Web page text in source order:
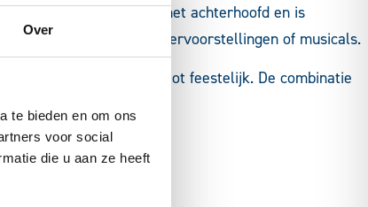
Over
te bieden en om ons
voor social
die u aan ze heeft
met flexibiliteit in het achterhoofd en is
zelfs kleinschalige theatervoorstellingen of musicals.
– van professioneel tot feestelijk. De combinatie